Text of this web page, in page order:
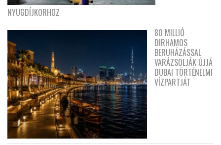
NYUGDÍJKORHOZ
80 MILLIÓ
DIRHAMOS
BERUHÁZÁSSAL
VARÁZSOLJÁK ÚJJÁ
DUBAI TÖRTÉNELMI
VÍZPARTJÁT